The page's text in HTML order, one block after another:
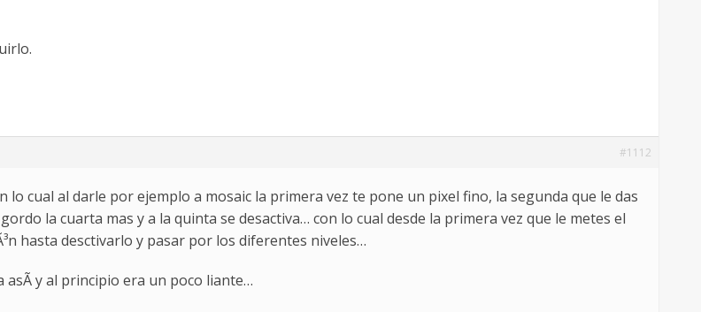
#1112
cual al darle por ejemplo a mosaic la primera vez te pone un pixel fino, la segunda que le das
la cuarta mas y a la quinta se desactiva… con lo cual desde la primera vez que le metes el
hasta desctivarlo y pasar por los diferentes niveles…
y al principio era un poco liante…